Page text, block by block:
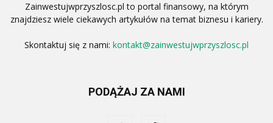
Zainwestujwprzyszlosc.pl to portal finansowy, na którym
znajdziesz wiele ciekawych artykułów na temat biznesu i kariery.
Skontaktuj się z nami: kontakt@zainwestujwprzyszlosc.pl
PODĄŻAJ ZA NAMI